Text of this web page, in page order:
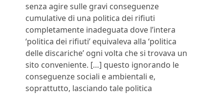
senza agire sulle gravi conseguenze
cumulative di una politica dei rifiuti
completamente inadeguata dove l’intera
‘politica dei rifiuti’ equivaleva alla ‘politica
delle discariche’ ogni volta che si trovava un
sito conveniente. […] questo ignorando le
conseguenze sociali e ambientali e,
soprattutto, lasciando tale politica